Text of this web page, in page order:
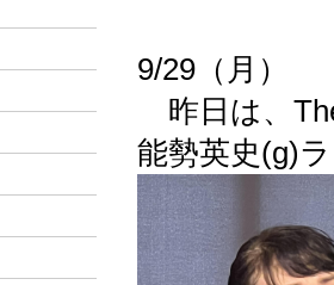
9/29（月）
昨日は、
能勢英史(g)